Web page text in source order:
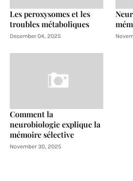
Les peroxysomes et les
troubles métaboliques
December 04, 2025
Comment la
neurobiologie explique la
mémoire sélective
November 30, 2025